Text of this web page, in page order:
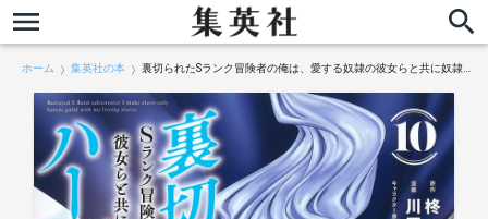
ホーム 集英社の本 裏切られたSランク冒険者の俺は、愛する奴隷の彼女らと共に奴隷だけのハーレムギルドを作る 10